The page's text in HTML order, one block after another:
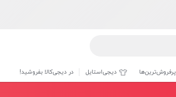
پرفروش‌ترین‌ها دیجی‌استایل در دیجی‌کالا بفروشید!